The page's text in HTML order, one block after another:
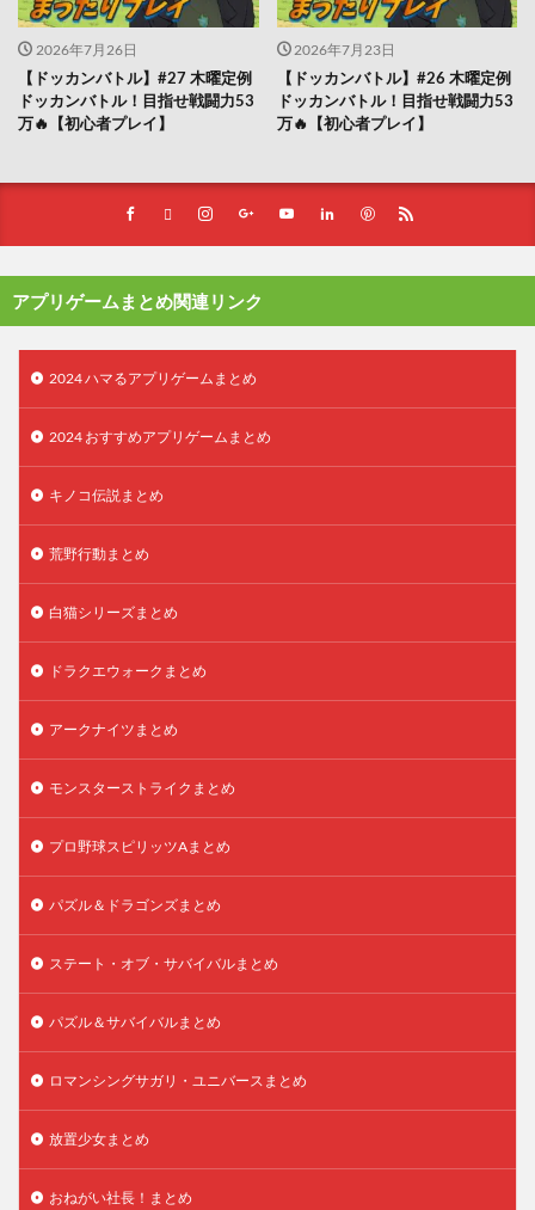
2026年7月26日
【ドッカンバトル】#27 木曜定例
ドッカンバトル！目指せ戦闘力53
万🔥【初心者プレイ】
2026年7月23日
【ドッカンバトル】#26 木曜定例
ドッカンバトル！目指せ戦闘力53
万🔥【初心者プレイ】
アプリゲームまとめ関連リンク
2024 ハマるアプリゲームまとめ
2024 おすすめアプリゲームまとめ
キノコ伝説まとめ
荒野行動まとめ
白猫シリーズまとめ
ドラクエウォークまとめ
アークナイツまとめ
モンスターストライクまとめ
プロ野球スピリッツAまとめ
パズル＆ドラゴンズまとめ
ステート・オブ・サバイバルまとめ
パズル＆サバイバルまとめ
ロマンシングサガリ・ユニバースまとめ
放置少女まとめ
おねがい社長！まとめ